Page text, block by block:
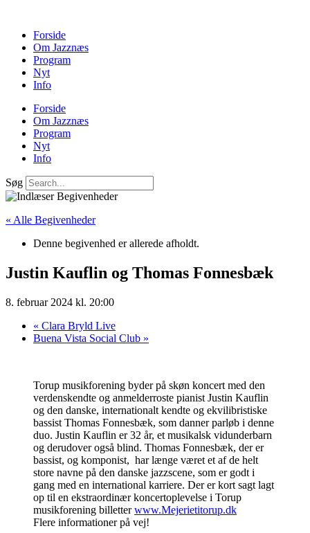
Forside
Om Jazznæs
Program
Nyt
Info
Forside
Om Jazznæs
Program
Nyt
Info
Søg
« Alle Begivenheder
Denne begivenhed er allerede afholdt.
Justin Kauflin og Thomas Fonnesbæk
8. februar 2024 kl. 20:00
« Clara Bryld Live
Buena Vista Social Club »
Torup musikforening byder på skøn koncert med den
verdenskendte og anmelderroste pianist Justin Kauflin
og den danske, internationalt kendte og ekvilibristiske
bassist Thomas Fonnesbæk, som danner parløb i denne
duo. Justin Kauflin er 32 år, et musikalsk vidunderbarn
og derudover også blind. Thomas Fonnesbæk, der er
bassist, og komponist, har længe været et af de helt
store navne på den danske jazzscene, som er godt i
gang med en international karriere. Der er kort sagt lagt
op til en ekstraordinær koncertoplevelse i Torup
musikforening billetterwww.Mejerietitorup.dk
Flere informationer på vej!